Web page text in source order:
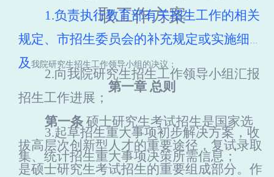
取工作方案
第一章 总则
第一条 硕士研究生考试招生是国家选
拔高层次创新型人才的重要途径，复试录取
是硕士研究生考试招生的重要组成部分。作
1.负责执行教育部有关招生工作的相关
规定、市招生委员会的补充规定或实施细则
及我院研究生招生工作领导小组的决议；
2.向我院研究生招生工作领导小组汇报
招生工作进展；
3.起草招生重大事项初步解决方案，收
集、统计招生重大事项决策所需信息；